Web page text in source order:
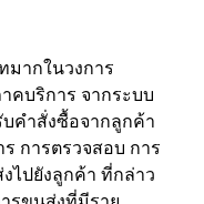
กในวงการ
คบริการ จากระบบ
คำสั่งซื้อจากลูกค้า
การตรวจสอบ การ
ไปยังลูกค้า ที่กล่าว